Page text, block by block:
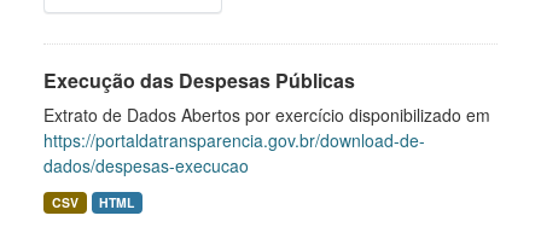
Execução das Despesas Públicas
Extrato de Dados Abertos por exercício disponibilizado em
https://portaldatransparencia.gov.br/download-de-
dados/despesas-execucao
CSV HTML